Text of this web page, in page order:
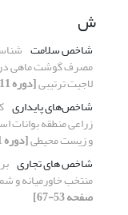
ش
شاخص سلامت
مصرف گوشت ماهی در
لاجیت ترتیبی[دوره 11، شماره 3، 1396، صفحه 55-79]
شاخص‌های پایداری
زراعی منطقه بوانات
و زیست محیطی[دوره 11، شماره 2، 1396، صفحه 95-113]
شاخص های تجاری
منتخب خاورمیانه و
صفحه 53-67]